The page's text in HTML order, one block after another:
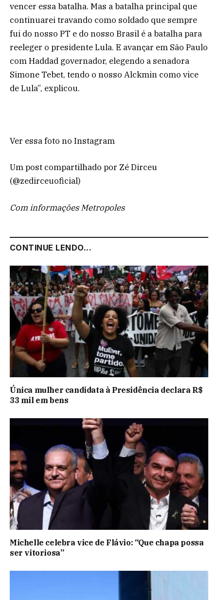
vencer essa batalha. Mas a batalha principal que
continuarei travando como soldado que sempre
fui do nosso PT e do nosso Brasil é a batalha para
reeleger o presidente Lula. E avançar em São Paulo
com Haddad governador, elegendo a senadora
Simone Tebet, tendo o nosso Alckmin como vice
de Lula”, explicou.
Ver essa foto no Instagram
Um post compartilhado por Zé Dirceu
(@zedirceuoficial)
Com informações Metropoles
CONTINUE LENDO...
Única mulher candidata à Presidência declara R$
33 mil em bens
Michelle celebra vice de Flávio: “Que chapa possa
ser vitoriosa”